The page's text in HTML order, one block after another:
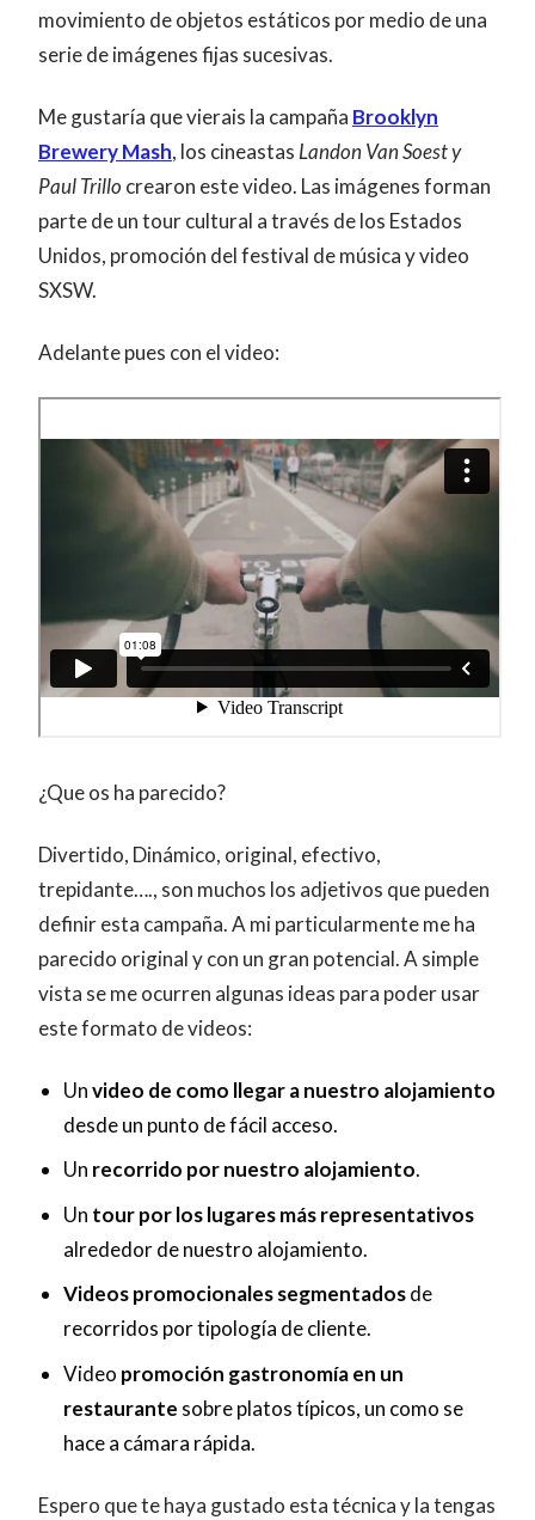
movimiento de objetos estáticos por medio de una
serie de imágenes fijas sucesivas.
Me gustaría que vierais la campaña Brooklyn
Brewery Mash, los cineastas Landon Van Soest y
Paul Trillo crearon este video. Las imágenes forman
parte de un tour cultural a través de los Estados
Unidos, promoción del festival de música y video
SXSW.
Adelante pues con el video:
¿Que os ha parecido?
Divertido, Dinámico, original, efectivo,
trepidante…., son muchos los adjetivos que pueden
definir esta campaña. A mi particularmente me ha
parecido original y con un gran potencial. A simple
vista se me ocurren algunas ideas para poder usar
este formato de videos:
Unvideo de como llegar a nuestro alojamiento
desde un punto de fácil acceso.
Un recorrido por nuestro alojamiento.
Un tour por los lugares más representativos
alrededor de nuestro alojamiento.
Videos promocionales segmentadosde
recorridos por tipología de cliente.
Video promoción gastronomía en un
restaurante sobre platos típicos, un como se
hace a cámara rápida.
Espero que te haya gustado esta técnica y la tengas